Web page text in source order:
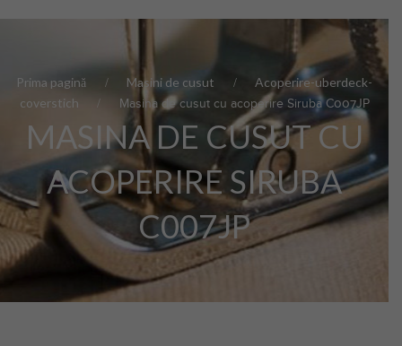
Prima pagină Masini de cusut
Acoperire-uberdeck-
coverstich
Masina de cusut cu acoperire Siruba C007JP
MASINA DE CUSUT CU
ACOPERIRE SIRUBA
C007JP